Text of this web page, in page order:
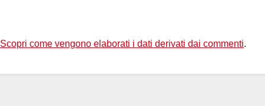
Scopri come vengono elaborati i dati derivati dai commenti.